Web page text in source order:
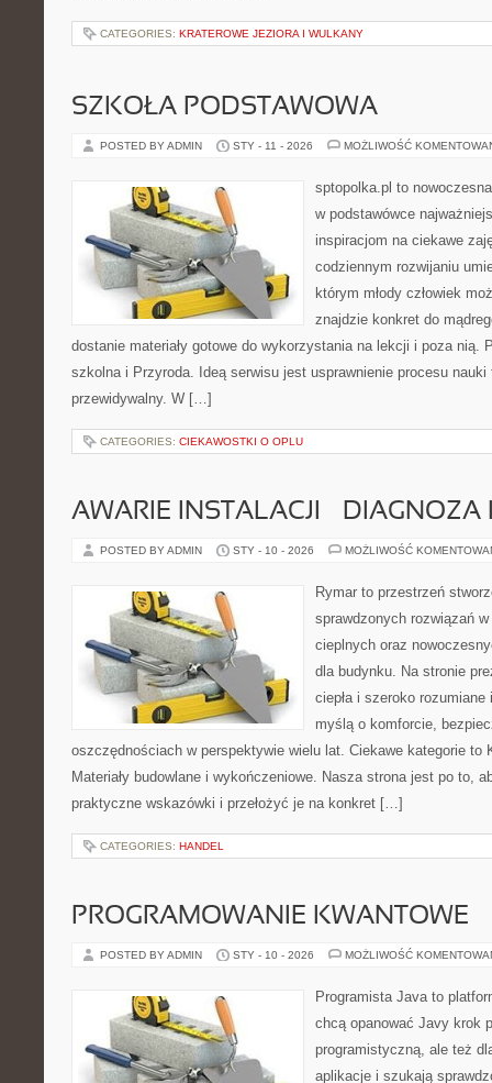
CATEGORIES: KRATEROWE JEZIORA I WULKANY
SZKOŁA PODSTAWOWA
POSTED BY ADMIN STY - 11 - 2026 MOŻLIWOŚĆ
sptopolka.pl to
w podstawówce
inspiracjom na ciekawe
codziennym rozwijaniu
którym młody człowiek
znajdzie konkret do
dostanie materiały gotowe do wykorzystania na lekcji i poza nią.
szkolna i Przyroda. Ideą serwisu jest usprawnienie procesu nauki
przewidywalny. W […]
CATEGORIES: CIEKAWOSTKI O OPLU
AWARIE INSTALACJI – DIAGNOZA
POSTED BY ADMIN STY - 10 - 2026 MOŻLIWOŚĆ
Rymar to przestrzeń
sprawdzonych rozwiązań
cieplnych oraz
dla budynku. Na stronie
ciepła i szeroko
myślą o komforcie,
oszczędnościach w perspektywie wielu lat. Ciekawe kategorie to
Materiały budowlane i wykończeniowe. Nasza strona jest po to,
praktyczne wskazówki i przełożyć je na konkret […]
CATEGORIES: HANDEL
PROGRAMOWANIE KWANTOWE
POSTED BY ADMIN STY - 10 - 2026 MOŻLIWOŚĆ
Programista Java to
chcą opanować Javy krok
programistyczną, ale też
aplikacje i szukają